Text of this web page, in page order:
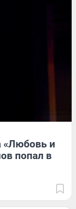
«Любовь и
попал в